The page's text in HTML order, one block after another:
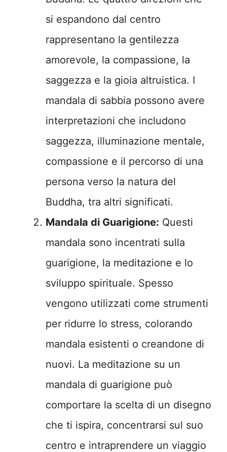
si espandono dal centro
rappresentano la gentilezza
amorevole, la compassione, la
saggezza e la gioia altruistica. I
mandala di sabbia possono avere
interpretazioni che includono
saggezza, illuminazione mentale,
compassione e il percorso di una
persona verso la natura del
Buddha, tra altri significati.
Mandala di Guarigione: Questi
mandala sono incentrati sulla
guarigione, la meditazione e lo
sviluppo spirituale. Spesso
vengono utilizzati come strumenti
per ridurre lo stress, colorando
mandala esistenti o creandone di
nuovi. La meditazione su un
mandala di guarigione può
comportare la scelta di un disegno
che ti ispira, concentrarsi sul suo
centro e intraprendere un viaggio